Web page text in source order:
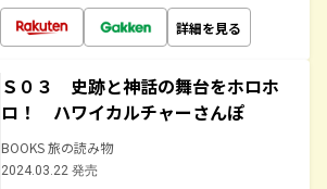
詳細を見る
Ｓ０３ 史跡と神話の舞台をホロホ
ロ！ ハワイカルチャーさんぽ
BOOKS 旅の読み物
2024.03.22 発売